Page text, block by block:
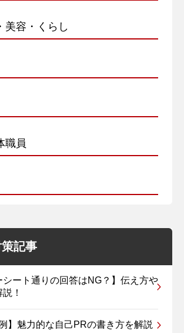
美容・くらし
職員
記事
シート通りの回答はNG？】伝え方や
！
】魅力的な自己PRの書き方を解説